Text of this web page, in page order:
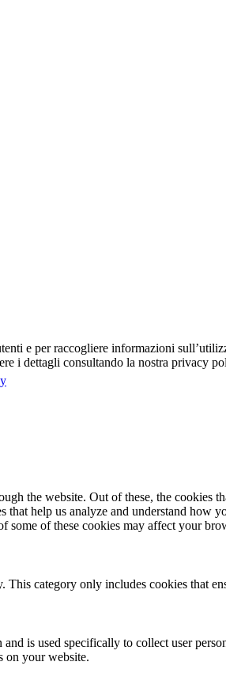
e per raccogliere informazioni
i dettagli consultando la nostra privacy
the website. Out of these, the cookies
help us analyze and understand
some of these cookies may affect your
category only includes cookies that
is used specifically to collect user
on your website.